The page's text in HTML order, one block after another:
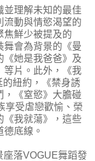
並理解未知的最佳
流動與情慾渴望的
焦鮮少被提及的
舞會為背景的《曼
《她是我爸爸》及
等片。此外，《我
紐約，《禁身誘
，《窒慾》大膽碰
享受虐戀歡愉、榮
《我就蕩》，這些
底線。
座落VOGUE舞蹈發